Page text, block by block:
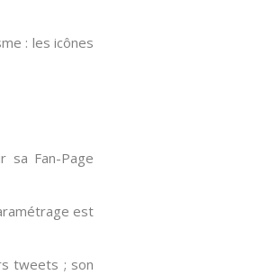
: les icônes
sa Fan-Page
est
tweets ; son